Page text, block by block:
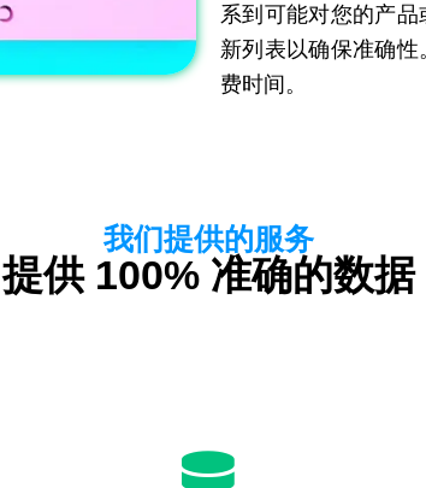
系到可能对您的产
新列表以确保准确
费时间。
我们提供的服务
提供 100% 准确的数据